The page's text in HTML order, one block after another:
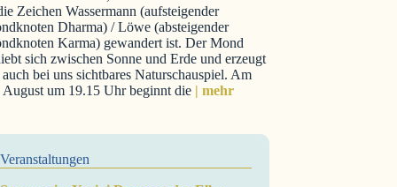
Zeichen Wassermann (aufsteigender
Dharma) / Löwe (absteigender
Karma) gewandert ist. Der Mond
sich zwischen Sonne und Erde und erzeugt
bei uns sichtbares Naturschauspiel. Am
August um 19.15 Uhr beginnt die | mehr
Veranstaltungen